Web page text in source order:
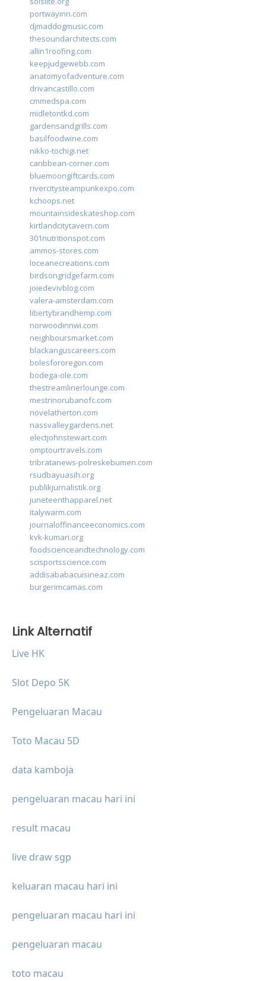
portwayinn.com
djmaddogmusic.com
thesoundarchitects.com
allin1roofing.com
keepjudgewebb.com
anatomyofadventure.com
drivancastillo.com
cmmedspa.com
midletontkd.com
gardensandgrills.com
basilfoodwine.com
nikko-tochigi.net
caribbean-corner.com
bluemoongiftcards.com
rivercitysteampunkexpo.com
kchoops.net
mountainsideskateshop.com
kirtlandcitytavern.com
301nutritionspot.com
ammos-stores.com
loceanecreations.com
birdsongridgefarm.com
joiedevivblog.com
valera-amsterdam.com
libertybrandhemp.com
norwoodinnwi.com
neighboursmarket.com
blackanguscareers.com
bolesfororegon.com
bodega-ole.com
thestreamlinerlounge.com
mestrinorubanofc.com
novelatherton.com
nassvalleygardens.net
electjohnstewart.com
omptourtravels.com
tribratanews-polreskebumen.com
rsudbayuasih.org
publikjurnalistik.org
juneteenthapparel.net
italywarm.com
journaloffinanceeconomics.com
kvk-kumari.org
foodscienceandtechnology.com
scisportsscience.com
addisababacuisineaz.com
burgerimcamas.com
Link Alternatif
Live HK
Slot Depo 5K
Pengeluaran Macau
Toto Macau 5D
data kamboja
pengeluaran macau hari ini
result macau
live draw sgp
keluaran macau hari ini
pengeluaran macau hari ini
pengeluaran macau
toto macau